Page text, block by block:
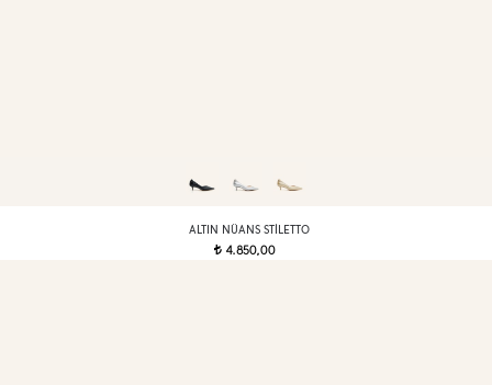
ALTIN NÜANS STILETTO
t 4.850,00